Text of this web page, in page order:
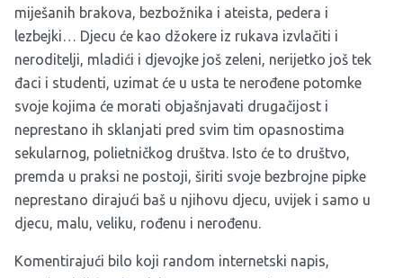
miješanih brakova, bezbožnika i ateista, pedera i
lezbejki… Djecu će kao džokere iz rukava izvlačiti i
neroditelji, mladići i djevojke još zeleni, nerijetko još tek
đaci i studenti, uzimat će u usta te nerođene potomke
svoje kojima će morati objašnjavati drugačijost i
neprestano ih sklanjati pred svim tim opasnostima
sekularnog, polietničkog društva. Isto će to društvo,
premda u praksi ne postoji, širiti svoje bezbrojne pipke
neprestano dirajući baš u njihovu djecu, uvijek i samo u
djecu, malu, veliku, rođenu i nerođenu.
Komentirajući bilo koji random internetski napis,